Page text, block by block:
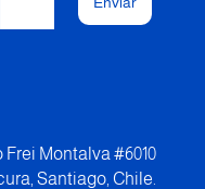
Montalva #6010
Santiago, Chile.